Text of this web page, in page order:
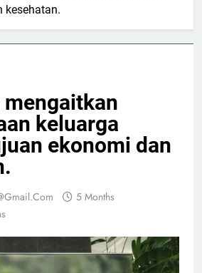
kesehatan.
keluarga
ekonomi dan
5 Months